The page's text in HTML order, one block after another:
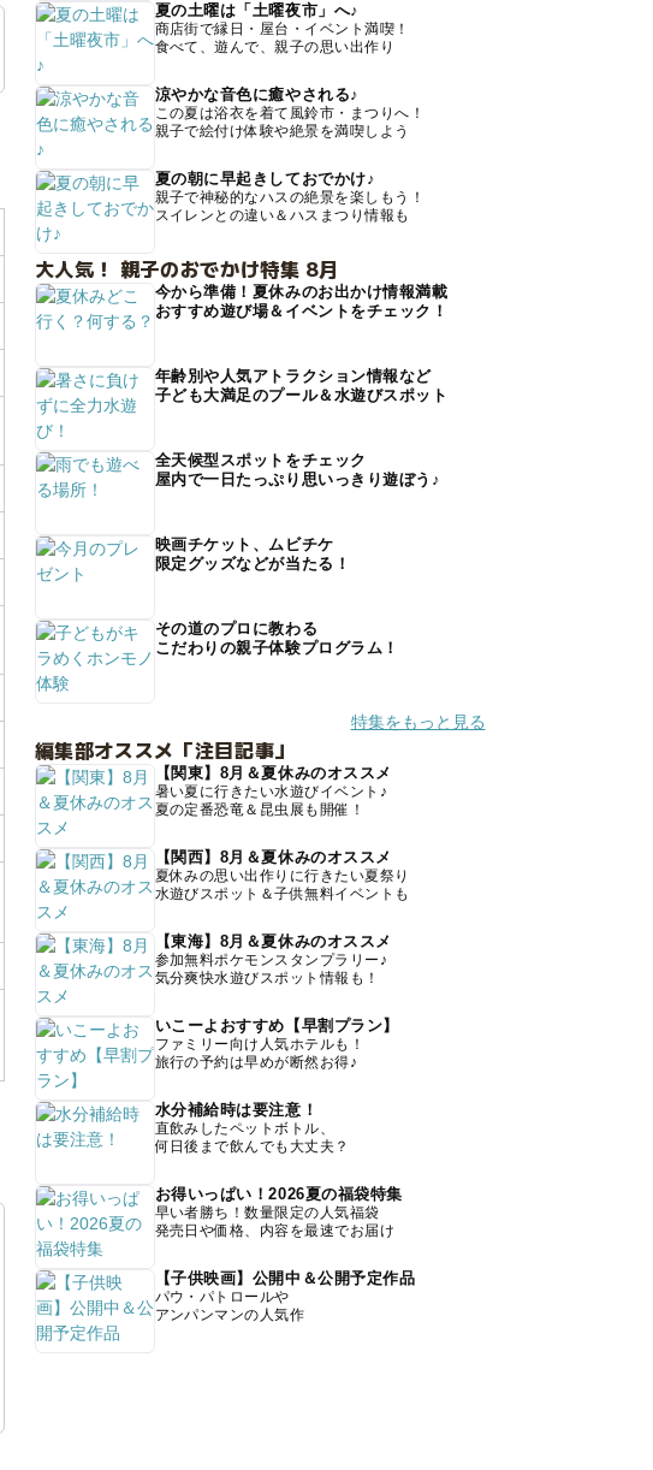
夏の土曜は「土曜夜市」へ♪
商店街で縁日・屋台・イベント満喫！
食べて、遊んで、親子の思い出作り
涼やかな音色に癒やされる♪
この夏は浴衣を着て風鈴市・まつりへ！
親子で絵付け体験や絶景を満喫しよう
夏の朝に早起きしておでかけ♪
親子で神秘的なハスの絶景を楽しもう！
スイレンとの違い＆ハスまつり情報も
大人気！ 親子のおでかけ特集 8月
今から準備！夏休みのお出かけ情報満載
おすすめ遊び場＆イベントをチェック！
年齢別や人気アトラクション情報など
子ども大満足のプール＆水遊びスポット
全天候型スポットをチェック
屋内で一日たっぷり思いっきり遊ぼう♪
映画チケット、ムビチケ
限定グッズなどが当たる！
その道のプロに教わる
こだわりの親子体験プログラム！
特集をもっと見る
編集部オススメ「注目記事」
【関東】8月＆夏休みのオススメ
暑い夏に行きたい水遊びイベント♪
夏の定番恐竜＆昆虫展も開催！
【関西】8月＆夏休みのオススメ
夏休みの思い出作りに行きたい夏祭り
水遊びスポット＆子供無料イベントも
【東海】8月＆夏休みのオススメ
参加無料ポケモンスタンプラリー♪
気分爽快水遊びスポット情報も！
いこーよおすすめ【早割プラン】
ファミリー向け人気ホテルも！
旅行の予約は早めが断然お得♪
水分補給時は要注意！
直飲みしたペットボトル、
何日後まで飲んでも大丈夫？
お得いっぱい！2026夏の福袋特集
早い者勝ち！数量限定の人気福袋
発売日や価格、内容を最速でお届け
【子供映画】公開中＆公開予定作品
パウ・パトロールや
アンパンマンの人気作